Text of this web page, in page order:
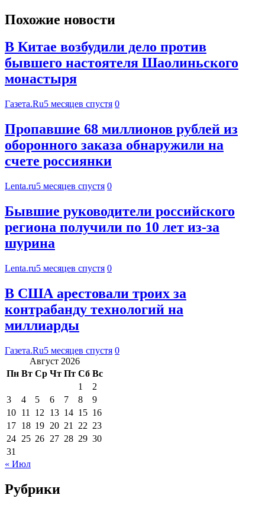
Похожие новости
В Китае возбудили дело против
бывшего настоятеля Шаолиньского
монастыря
Газета.Ru5 месяцев спустя 0
Пропавшие 68 миллионов рублей из
оборонного заказа обнаружили на
счете россиянки
Lenta.ru5 месяцев спустя 0
Бывшие руководители российского
региона получили по 10 лет из-за
шурина
Lenta.ru5 месяцев спустя 0
В США арестовали троих за
контрабанду технологий на
миллиарды
Газета.Ru5 месяцев спустя 0
Август 2026
Пн Вт Ср Чт Пт Сб Вс
1
2
3
4 5 6 7 8
9
10 11 12 13 14 15 16
17 18 19 20 21 22 23
24 25 26 27 28 29 30
31
« Июл
Рубрики